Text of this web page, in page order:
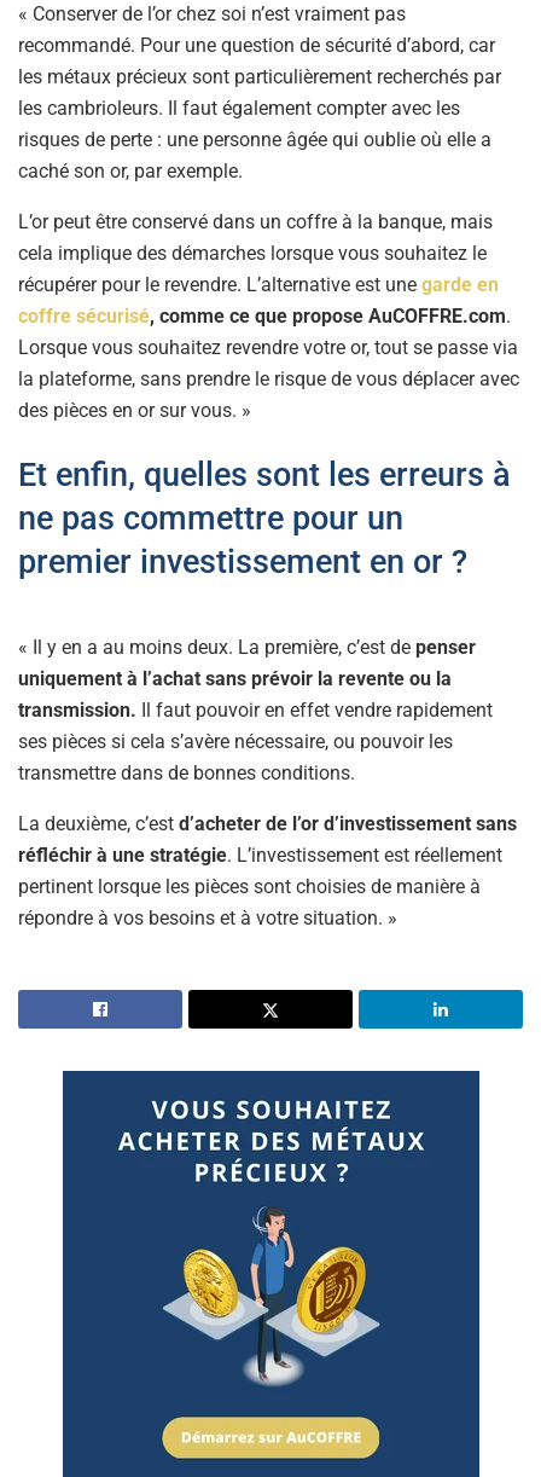
« Conserver de l’or chez soi n’est vraiment pas
recommandé. Pour une question de sécurité d’abord, car
les métaux précieux sont particulièrement recherchés par
les cambrioleurs. Il faut également compter avec les
risques de perte : une personne âgée qui oublie où elle a
caché son or, par exemple.
L’or peut être conservé dans un coffre à la banque, mais
cela implique des démarches lorsque vous souhaitez le
récupérer pour le revendre. L’alternative est une garde en
coffre sécurisé, comme ce que propose AuCOFFRE.com.
Lorsque vous souhaitez revendre votre or, tout se passe via
la plateforme, sans prendre le risque de vous déplacer avec
des pièces en or sur vous. »
Et enfin, quelles sont les erreurs à
ne pas commettre pour un
premier investissement en or ?
« Il y en a au moins deux. La première, c’est de penser
uniquement à l’achat sans prévoir la revente ou la
transmission. Il faut pouvoir en effet vendre rapidement
ses pièces si cela s’avère nécessaire, ou pouvoir les
transmettre dans de bonnes conditions.
La deuxième, c’est d’acheter de l’or d’investissement sans
réfléchir à une stratégie. L’investissement est réellement
pertinent lorsque les pièces sont choisies de manière à
répondre à vos besoins et à votre situation. »